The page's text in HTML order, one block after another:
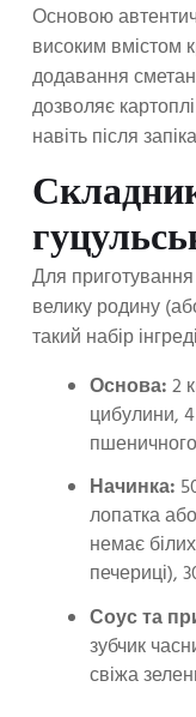
Основою
високим вмістом
додавання
дозволяє
навіть після
Для
велику родину
такий набір
Основа:2
цибулини,
Начинка:
лопатка
немає
печериці),
Соус та
зубчик
свіжа